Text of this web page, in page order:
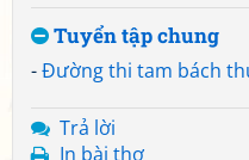
Tuyển tập chung
-Đường thi tam bách
Trả lời
In bài thơ